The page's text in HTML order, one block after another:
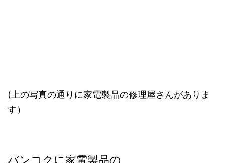
(上の写真の通りに家電製品の修理屋さんがありま
す）
バンコクに家電製品の